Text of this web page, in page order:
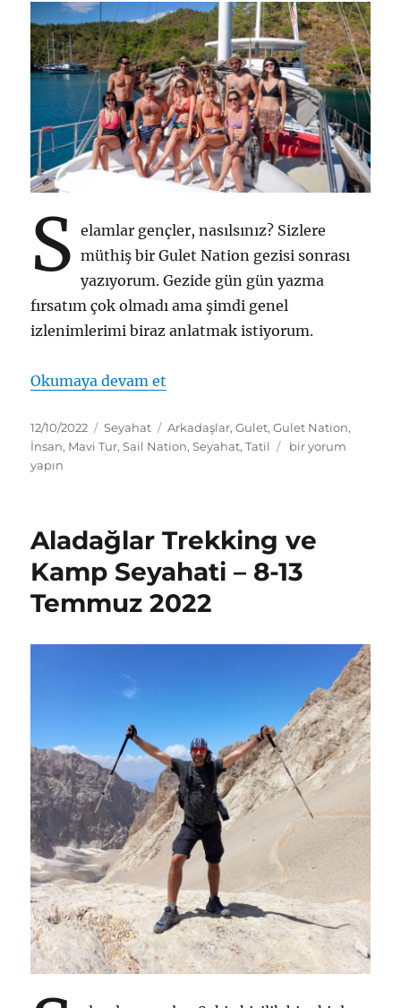
S elamlar gençler, nasılsınız? Sizlere
müthiş bir Gulet Nation gezisi sonrası
yazıyorum. Gezide gün gün yazma
fırsatım çok olmadı ama şimdi genel
izlenimlerimi biraz anlatmak istiyorum.
Okumaya devam et
Yayın
tarihi
12/10/2022 Kategoriler
Seyahat Etiketler
Arkadaşlar,Gulet,Gulet Nation,
İnsan, Mavi Tur,Sail Nation,Seyahat,Tatil
Gulet
İzlenimleri
21-
bir yorum
yapın
Aladağlar Trekking ve
Kamp Seyahati – 8-13
Temmuz 2022